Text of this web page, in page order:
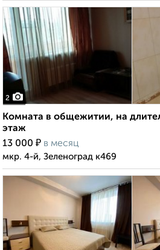
2
Комната в общежитии, на
этаж
13 000 ₽ в месяц
мкр. 4-й, Зеленоград к469